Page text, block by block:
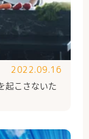
起こさないた
2022.09.16